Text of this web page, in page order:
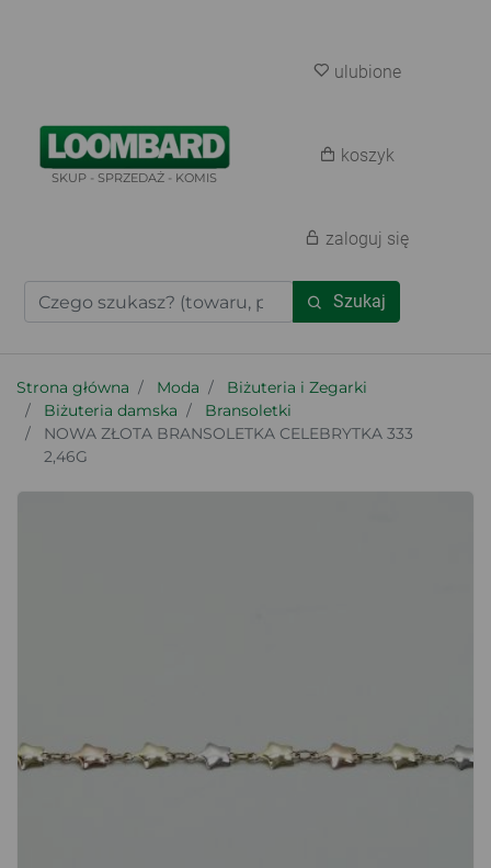
SKUP - SPRZEDAŻ - KOMIS
Szukaj
ulubione
koszyk
zaloguj się
Strona główna Moda
Biżuteria i Zegarki
Biżuteria damska
Bransoletki
NOWA ZŁOTA BRANSOLETKA CELEBRYTKA 333
2,46G